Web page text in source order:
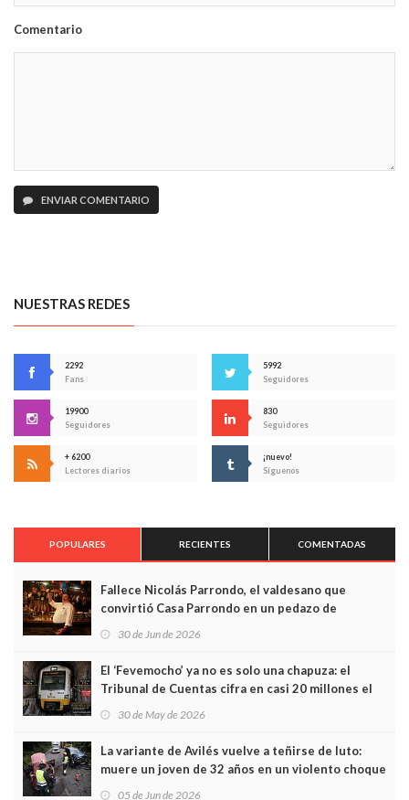
Comentario
ENVIAR COMENTARIO
NUESTRAS REDES
2292
Fans
5992
Seguidores
19900
Seguidores
830
Seguidores
+ 6200
Lectores diarios
¡nuevo!
Síguenos
POPULARES RECIENTES COMENTADAS
Fallece Nicolás Parrondo, el valdesano que
convirtió Casa Parrondo en un pedazo de
Asturias en Madrid
30 de Jun de 2026
El ‘Fevemocho’ ya no es solo una chapuza: el
Tribunal de Cuentas cifra en casi 20 millones el
sobrecoste de los trenes que no cabían por los
30 de May de 2026
La variante de Avilés vuelve a teñirse de luto:
muere un joven de 32 años en un violento choque
frontal
05 de Jun de 2026